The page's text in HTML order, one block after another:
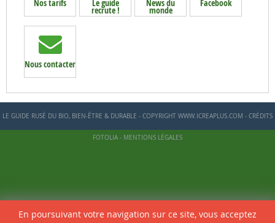
Nos tarifs Le guide
recrute !
News du
monde
Facebook
Nous contacter
LE GUIDE RUSÉ DU BIO, BIEN-ÊTRE & DURABLE - COPYRIGHT WWW.ICREAPLUS.COM - CRÉDITS
FOTOLIA - MENTIONS LÉGALES
En poursuivant votre navigation sur ce site, vous acceptez